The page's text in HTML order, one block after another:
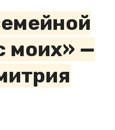
моих» —